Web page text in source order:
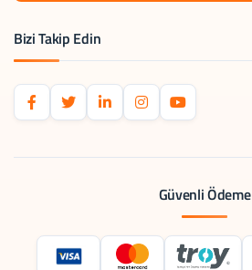
Bizi Takip Edin
Güvenli Ödeme